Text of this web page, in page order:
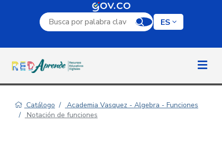
Campo de búsqueda por palabra clave
ES
Catálogo
Academia Vasquez - Algebra - Funciones
Notación de funciones